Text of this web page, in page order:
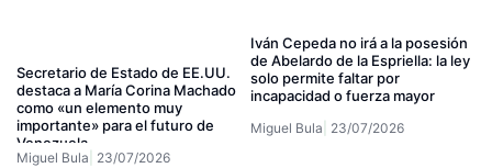
Secretario de Estado de EE.UU.
destaca a María Corina Machado
como «un elemento muy
importante» para el futuro de
Venezuela
Miguel Bula 23/07/2026
Iván Cepeda no irá a la posesión
de Abelardo de la Espriella: la ley
solo permite faltar por
incapacidad o fuerza mayor
Miguel Bula 23/07/2026